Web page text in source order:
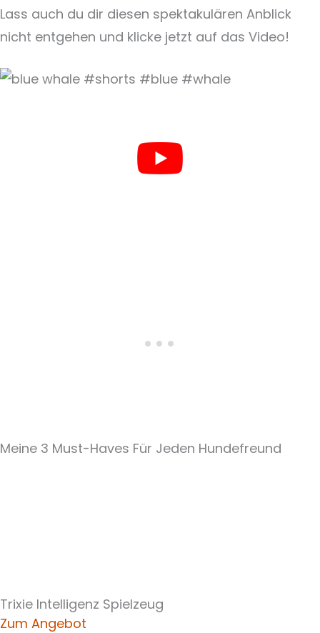
Lass auch du dir diesen spektakulären Anblick
nicht entgehen und klicke jetzt auf das Video!
Meine 3 Must-Haves Für Jeden Hundefreund​
Trixie Intelligenz Spielzeug
Zum Angebot